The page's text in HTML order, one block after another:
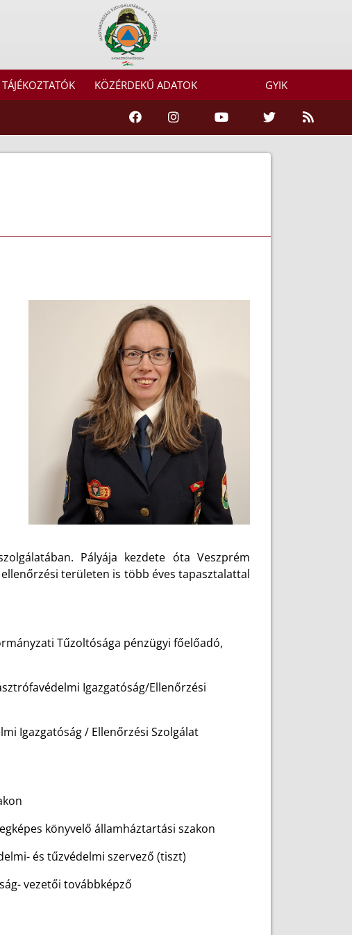
KÖZÉRDEKŰ ADATOK GYIK
Pályája kezdete óta Veszprém
területen is több éves tapasztalattal
Tűzoltósága pénzügyi főelőadó,
Igazgatóság/Ellenőrzési
Igazgatóság / Ellenőrzési Szolgálat
könyvelő államháztartási szakon
és tűzvédelmi szervező (tiszt)
vezetői továbbképző